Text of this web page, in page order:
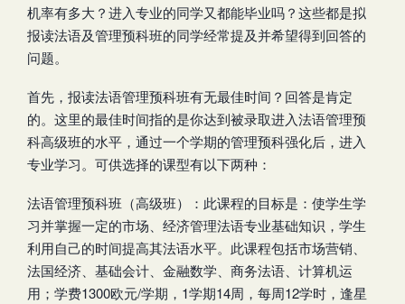
机率有多大？进入专业的同学又都能毕业吗？这些都是拟
报读法语及管理预科班的同学经常提及并希望得到回答的
问题。
首先，报读法语管理预科班有无最佳时间？回答是肯定
的。这里的最佳时间指的是你达到被录取进入法语管理预
科高级班的水平，通过一个学期的管理预科强化后，进入
专业学习。可供选择的课型有以下两种：
法语管理预科班（高级班）：此课程的目标是：使学生学
习并掌握一定的市场、经济管理法语专业基础知识，学生
利用自己的时间提高其法语水平。此课程包括市场营销、
法国经济、基础会计、金融数学、商务法语、计算机运
用；学费1300欧元/学期，1学期14周，每周12学时，逢星